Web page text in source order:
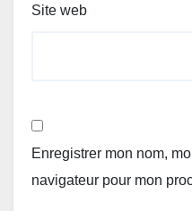
Site web
Enregistrer mon nom,
navigateur pour mon